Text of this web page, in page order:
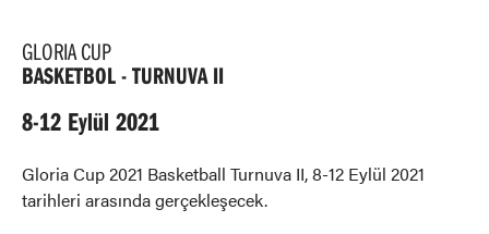
GLORIA CUP
BASKETBOL - TURNUVA II
8-12 Eylül 2021
Gloria Cup 2021 Basketball Turnuva II, 8-12 Eylül 2021
tarihleri arasında gerçekleşecek.